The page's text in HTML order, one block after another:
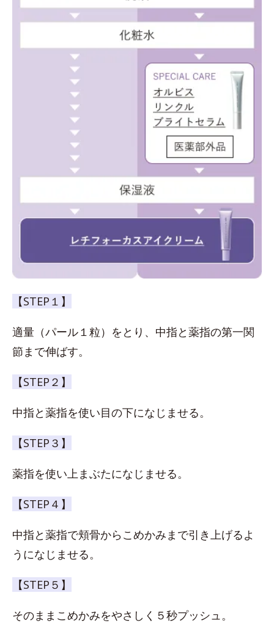
【STEP１】
適量（パール１粒）をとり、中指と薬指の第一関
節まで伸ばす。
【STEP２】
中指と薬指を使い目の下になじませる。
【STEP３】
薬指を使い上まぶたになじませる。
【STEP４】
中指と薬指で頬骨からこめかみまで引き上げるよ
うになじませる。
【STEP５】
そのままこめかみをやさしく５秒プッシュ。